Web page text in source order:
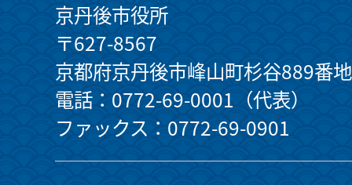
京丹後市役所
〒627-8567
京都府京丹後市峰山町杉谷889番地
電話：0772-69-0001（代表）
ファックス：0772-69-0901